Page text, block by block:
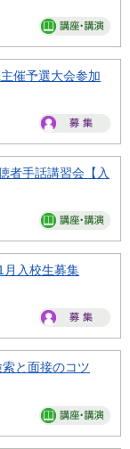
催予選大会参加
者手話講習会【入
月入校生募集
と面接のコツ